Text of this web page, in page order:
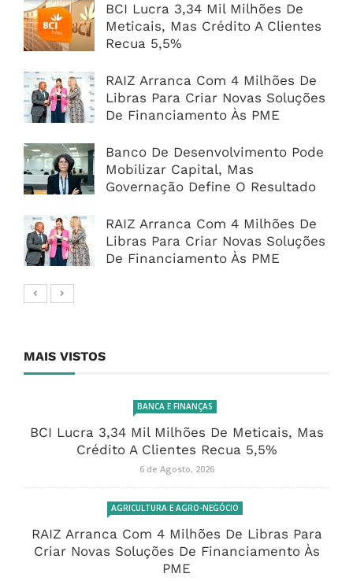
BCI Lucra 3,34 Mil Milhões De
Meticais, Mas Crédito A Clientes
Recua 5,5%
RAIZ Arranca Com 4 Milhões De
Libras Para Criar Novas Soluções
De Financiamento Às PME
Banco De Desenvolvimento Pode
Mobilizar Capital, Mas
Governação Define O Resultado
RAIZ Arranca Com 4 Milhões De
Libras Para Criar Novas Soluções
De Financiamento Às PME
MAIS VISTOS
BANCA E FINANÇAS
BCI Lucra 3,34 Mil Milhões De Meticais, Mas
Crédito A Clientes Recua 5,5%
6 de Agosto, 2026
AGRICULTURA E AGRO-NEGÓCIO
RAIZ Arranca Com 4 Milhões De Libras Para
Criar Novas Soluções De Financiamento Às
PME